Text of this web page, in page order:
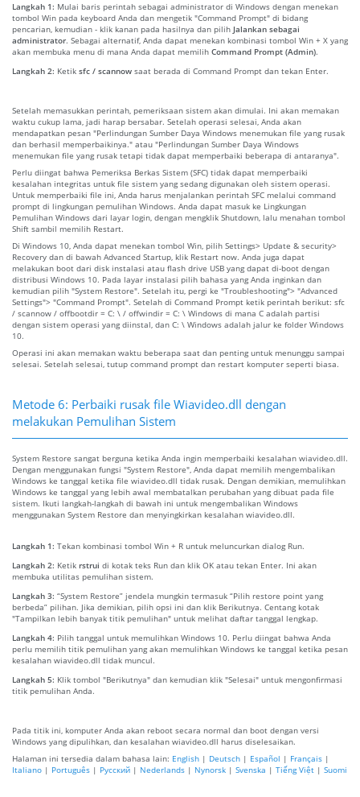
Langkah 1: Mulai baris perintah sebagai administrator di Windows dengan menekan
tombol Win pada keyboard Anda dan mengetik "Command Prompt" di bidang
pencarian, kemudian - klik kanan pada hasilnya dan pilih Jalankan sebagai
administrator. Sebagai alternatif, Anda dapat menekan kombinasi tombol Win + X yang
akan membuka menu di mana Anda dapat memilih Command Prompt (Admin).
Langkah 2: Ketik sfc / scannow saat berada di Command Prompt dan tekan Enter.
Setelah memasukkan perintah, pemeriksaan sistem akan dimulai. Ini akan memakan
waktu cukup lama, jadi harap bersabar. Setelah operasi selesai, Anda akan
mendapatkan pesan "Perlindungan Sumber Daya Windows menemukan file yang rusak
dan berhasil memperbaikinya." atau "Perlindungan Sumber Daya Windows
menemukan file yang rusak tetapi tidak dapat memperbaiki beberapa di antaranya".
Perlu diingat bahwa Pemeriksa Berkas Sistem (SFC) tidak dapat memperbaiki
kesalahan integritas untuk file sistem yang sedang digunakan oleh sistem operasi.
Untuk memperbaiki file ini, Anda harus menjalankan perintah SFC melalui command
prompt di lingkungan pemulihan Windows. Anda dapat masuk ke Lingkungan
Pemulihan Windows dari layar login, dengan mengklik Shutdown, lalu menahan tombol
Shift sambil memilih Restart.
Di Windows 10, Anda dapat menekan tombol Win, pilih Settings> Update & security>
Recovery dan di bawah Advanced Startup, klik Restart now. Anda juga dapat
melakukan boot dari disk instalasi atau flash drive USB yang dapat di-boot dengan
distribusi Windows 10. Pada layar instalasi pilih bahasa yang Anda inginkan dan
kemudian pilih "System Restore". Setelah itu, pergi ke "Troubleshooting"> "Advanced
Settings"> "Command Prompt". Setelah di Command Prompt ketik perintah berikut: sfc
/ scannow / offbootdir = C: \ / offwindir = C: \ Windows di mana C adalah partisi
dengan sistem operasi yang diinstal, dan C: \ Windows adalah jalur ke folder Windows
10.
Operasi ini akan memakan waktu beberapa saat dan penting untuk menunggu sampai
selesai. Setelah selesai, tutup command prompt dan restart komputer seperti biasa.
Metode 6: Perbaiki rusak file Wiavideo.dll dengan
melakukan Pemulihan Sistem
System Restore sangat berguna ketika Anda ingin memperbaiki kesalahan wiavideo.dll.
Dengan menggunakan fungsi "System Restore", Anda dapat memilih mengembalikan
Windows ke tanggal ketika file wiavideo.dll tidak rusak. Dengan demikian, memulihkan
Windows ke tanggal yang lebih awal membatalkan perubahan yang dibuat pada file
sistem. Ikuti langkah-langkah di bawah ini untuk mengembalikan Windows
menggunakan System Restore dan menyingkirkan kesalahan wiavideo.dll.
Langkah 1: Tekan kombinasi tombol Win + R untuk meluncurkan dialog Run.
Langkah 2: Ketik rstrui di kotak teks Run dan klik OK atau tekan Enter. Ini akan
membuka utilitas pemulihan sistem.
Langkah 3: “System Restore” jendela mungkin termasuk “Pilih restore point yang
berbeda” pilihan. Jika demikian, pilih opsi ini dan klik Berikutnya. Centang kotak
"Tampilkan lebih banyak titik pemulihan" untuk melihat daftar tanggal lengkap.
Langkah 4: Pilih tanggal untuk memulihkan Windows 10. Perlu diingat bahwa Anda
perlu memilih titik pemulihan yang akan memulihkan Windows ke tanggal ketika pesan
kesalahan wiavideo.dll tidak muncul.
Langkah 5: Klik tombol "Berikutnya" dan kemudian klik "Selesai" untuk mengonfirmasi
titik pemulihan Anda.
Pada titik ini, komputer Anda akan reboot secara normal dan boot dengan versi
Windows yang dipulihkan, dan kesalahan wiavideo.dll harus diselesaikan.
Halaman ini tersedia dalam bahasa lain: English | Deutsch | Español | Français |
Italiano | Português | Русский | Nederlands | Nynorsk | Svenska | Tiếng Việt | Suomi